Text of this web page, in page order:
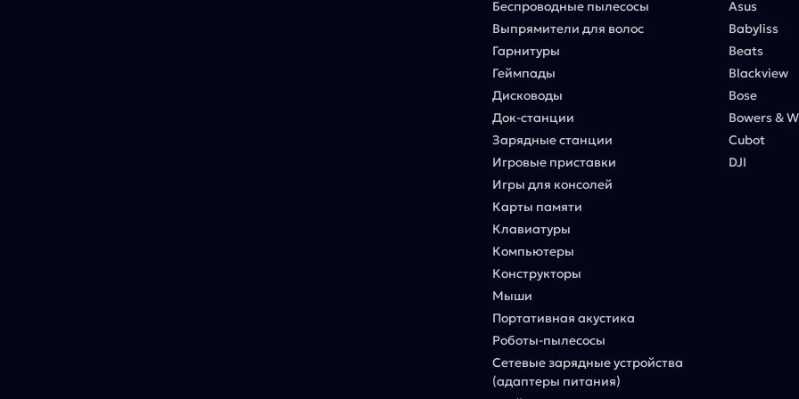
Беспроводные пылесосы
Выпрямители для волос
Гарнитуры
Геймпады
Дисководы
Док-станции
Зарядные станции
Игровые приставки
Игры для консолей
Карты памяти
Клавиатуры
Компьютеры
Конструкторы
Мыши
Портативная акустика
Роботы-пылесосы
Сетевые зарядные устройства
(адаптеры питания)
Asus
Babyliss
Beats
Blackview
Bose
Bowers &
Cubot
DJI